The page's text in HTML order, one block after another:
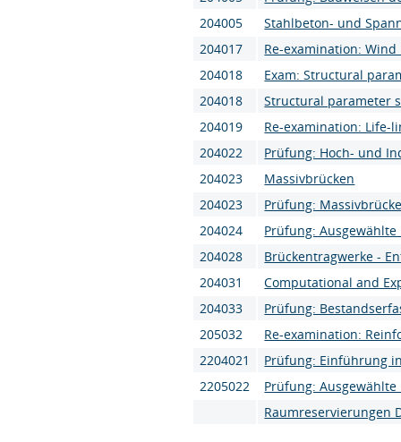
204005
Stahlbeton- und
204017
Re-examination:
204018
Exam: Structural
204018
Structural parameter
204019
Re-examination: Life-
204022
Prüfung: Hoch- und
204023
Massivbrücken
204023
Prüfung:
204024
Prüfung:
204028
Brückentragwerke -
204031
Computational and
204033
Prüfung:
205032
Re-examination:
2204021
Prüfung: Einführung
2205022
Prüfung:
Raumreservierungen